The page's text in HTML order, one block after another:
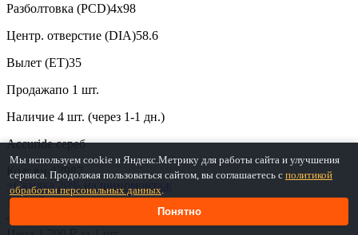
Разболтовка (PCD)4x98
Центр. отверстие (DIA)58.6
Вылет (ET)35
Продажапо 1 шт.
Наличие 4 шт. (через 1-1 дн.)
Accurideсереб
Код: вн-12987
+Скидка 20% на шиномонтаж
1 700 ₽
Мы используем cookie и Яндекс.Метрику для работы сайта и улучшения
сервиса. Продолжая пользоваться сайтом, вы соглашаетесь с политикой
обработки персональных данных.
Понятно